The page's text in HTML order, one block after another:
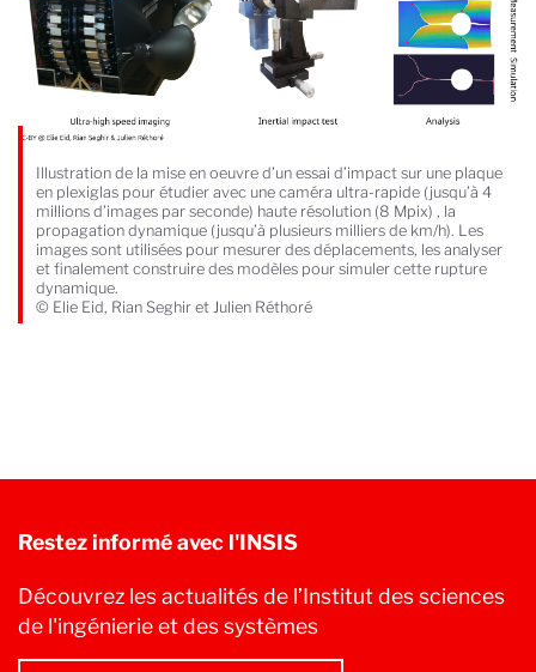
Illustration de la mise en oeuvre d’un essai d’impact sur une plaque
en plexiglas pour étudier avec une caméra ultra-rapide (jusqu’à 4
millions d’images par seconde) haute résolution (8 Mpix) , la
propagation dynamique (jusqu’à plusieurs milliers de km/h). Les
images sont utilisées pour mesurer des déplacements, les analyser
et finalement construire des modèles pour simuler cette rupture
dynamique.
© Elie Eid, Rian Seghir et Julien Réthoré
Restez informé avec l'INSIS
Découvrez les actualités de l’Institut des sciences
de l'ingénierie et des systèmes